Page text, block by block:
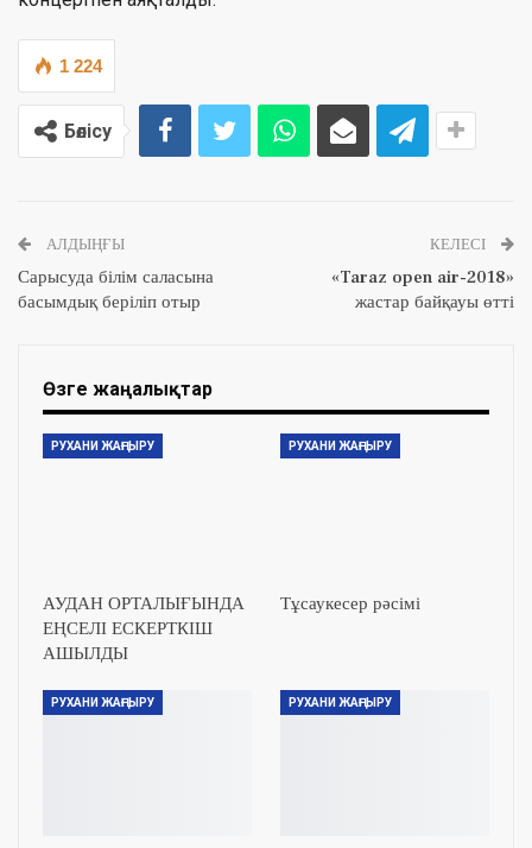
1 224
Бөлісу
АЛДЫҢҒЫ
Сарысуда білім саласына
басымдық беріліп отыр
КЕЛЕСІ
«Taraz open air-2018»
жастар байқауы өтті
Өзге жаңалықтар
РУХАНИ ЖАҢҒЫРУ
АУДАН ОРТАЛЫҒЫНДА
ЕҢСЕЛІ ЕСКЕРТКІШ
АШЫЛДЫ
РУХАНИ ЖАҢҒЫРУ
Тұсаукесер рәсімі
РУХАНИ ЖАҢҒЫРУ РУХАНИ ЖАҢҒЫРУ